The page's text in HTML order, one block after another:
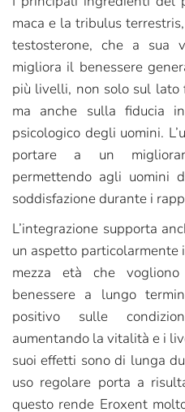
maca e la tribulus
testosterone, che a sua
migliora il benessere
più livelli, non solo sul lato
ma anche sulla fiducia
psicologico degli uomini.
portare a un
permettendo agli uomini
soddisfazione durante i
L’integrazione supporta
un aspetto
mezza età che
benessere a lungo
positivo sulle
aumentando la vitalità e i
suoi effetti sono di lunga
uso regolare porta a
questo rende Eroxent